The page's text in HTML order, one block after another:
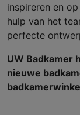
inspireren en
hulp van het
perfecte
UW Badkamer
nieuwe